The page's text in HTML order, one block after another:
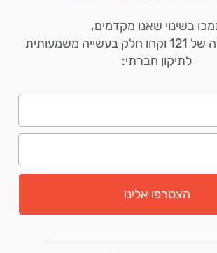
בשינוי שאנו מקדמים,
הצטרפו לקהילה של 121 וקחו חלק בעשייה משמעותית
לתיקון חברתי:
הצטרפו אלינו